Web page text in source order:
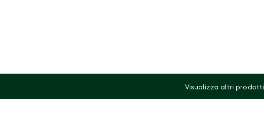
Visualizza altri prodotti